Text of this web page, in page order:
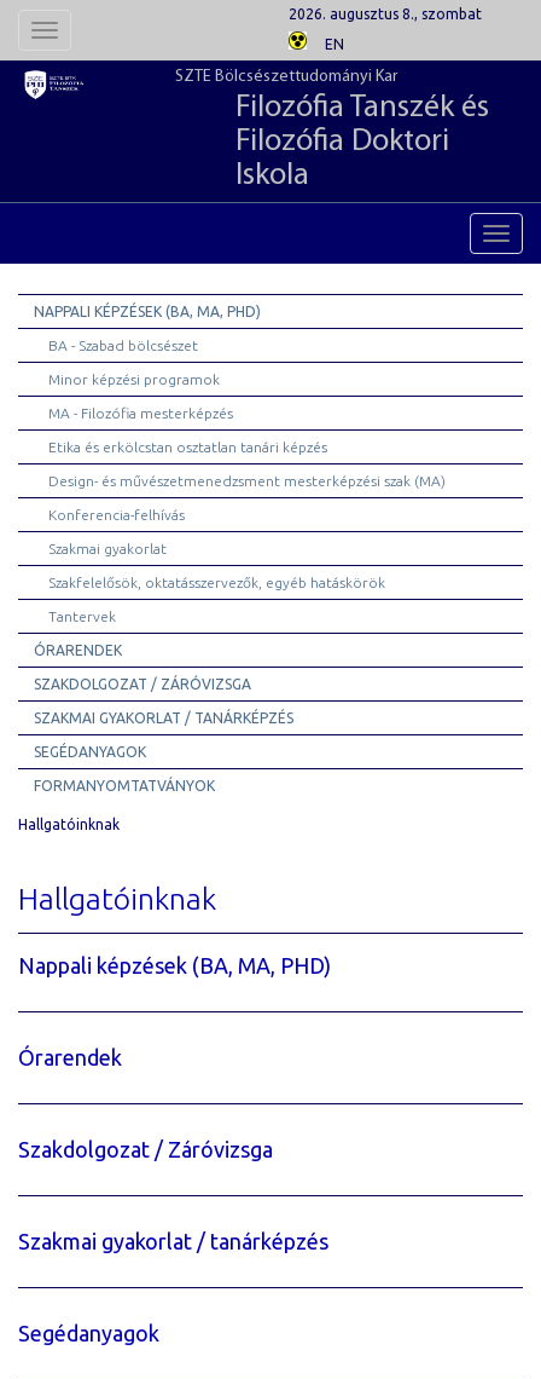
Toggle
2026. augusztus 8., szombat
EN
SZTE Bölcsészettudományi Kar
Filozófia Tanszék és
Filozófia Doktori
Iskola
NAPPALI KÉPZÉSEK (BA, MA, PHD)
BA - Szabad bölcsészet
Minor képzési programok
MA - Filozófia mesterképzés
Etika és erkölcstan osztatlan tanári képzés
Design- és művészetmenedzsment mesterképzési szak (MA)
Konferencia-felhívás
Szakmai gyakorlat
Szakfelelősök, oktatásszervezők, egyéb hatáskörök
Tantervek
ÓRARENDEK
SZAKDOLGOZAT / ZÁRÓVIZSGA
SZAKMAI GYAKORLAT / TANÁRKÉPZÉS
SEGÉDANYAGOK
FORMANYOMTATVÁNYOK
Hallgatóinknak
Hallgatóinknak
Nappali képzések (BA, MA, PHD)
Órarendek
Szakdolgozat / Záróvizsga
Szakmai gyakorlat / tanárképzés
Segédanyagok